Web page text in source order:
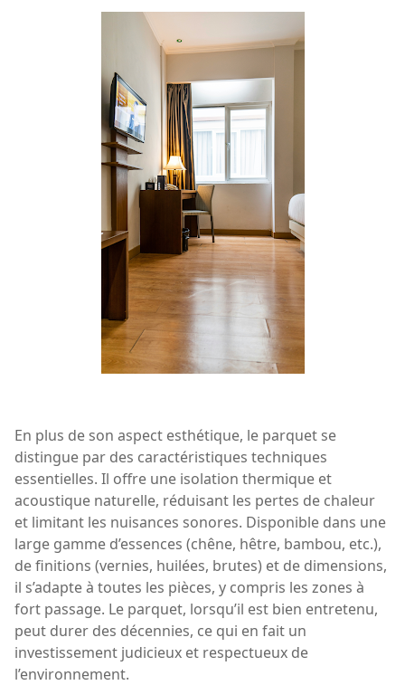
En plus de son aspect esthétique, le parquet se
distingue par des caractéristiques techniques
essentielles. Il offre une isolation thermique et
acoustique naturelle, réduisant les pertes de chaleur
et limitant les nuisances sonores. Disponible dans une
large gamme d’essences (chêne, hêtre, bambou, etc.),
de finitions (vernies, huilées, brutes) et de dimensions,
il s’adapte à toutes les pièces, y compris les zones à
fort passage. Le parquet, lorsqu’il est bien entretenu,
peut durer des décennies, ce qui en fait un
investissement judicieux et respectueux de
l’environnement.